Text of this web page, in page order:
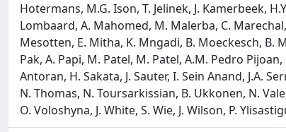
Hotermans, M.G. Ison, T. Jelinek, J. Kamerbeek,
Lombaard, A. Mahomed, M. Malerba, C.
Mesotten, E. Mitha, K. Mngadi, B. Moeckesch, B.
Pak, A. Papi, M. Patel, M. Patel, A.M. Pedro
Antoran, H. Sakata, J. Sauter, I. Sein Anand, J.A.
N. Thomas, N. Toursarkissian, B. Ukkonen, N.
O. Voloshyna, J. White, S. Wie, J. Wilson, P.